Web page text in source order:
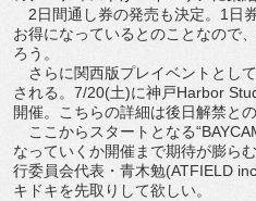
2日間通し券の発売も決定。1日
お得になっているとのことなので
ろう。
さらに関西版プレイベントとし
される。7/20(土)に神戸Harbor
開催。こちらの詳細は後日解禁との
ここからスタートとなる
なっていくか開催まで期待が膨ら
行委員会代表・青木勉(ATFIELD
キドキを先取りして欲しい。